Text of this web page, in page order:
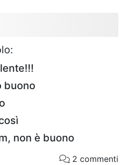
buono
non è buono
2 commenti